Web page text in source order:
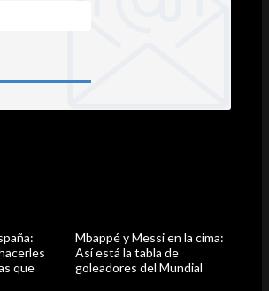
que
Mbappé y Messi en la cima:
Así está la tabla de
goleadores del Mundial